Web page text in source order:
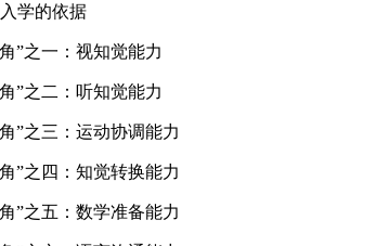
学的依据
之一：视知觉能力
之二：听知觉能力
之三：运动协调能力
之四：知觉转换能力
之五：数学准备能力